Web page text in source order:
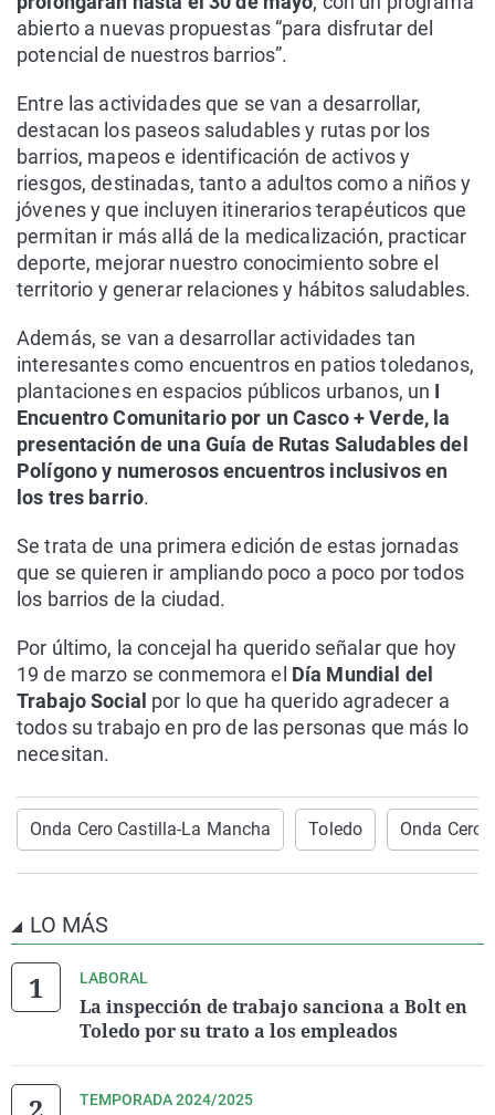
abierto a nuevas propuestas “para disfrutar del
potencial de nuestros barrios”.
Entre las actividades que se van a desarrollar,
destacan los paseos saludables y rutas por los
barrios, mapeos e identificación de activos y
riesgos, destinadas, tanto a adultos como a niños y
jóvenes y que incluyen itinerarios terapéuticos que
permitan ir más allá de la medicalización, practicar
deporte, mejorar nuestro conocimiento sobre el
territorio y generar relaciones y hábitos saludables.
Además, se van a desarrollar actividades tan
interesantes como encuentros en patios toledanos,
plantaciones en espacios públicos urbanos, un I
Encuentro Comunitario por un Casco + Verde, la
presentación de una Guía de Rutas Saludables del
Polígono y numerosos encuentros inclusivos en
los tres barrio.
Se trata de una primera edición de estas jornadas
que se quieren ir ampliando poco a poco por todos
los barrios de la ciudad.
Por último, la concejal ha querido señalar que hoy
19 de marzo se conmemora el Día Mundial del
Trabajo Social por lo que ha querido agradecer a
todos su trabajo en pro de las personas que más lo
necesitan.
Onda Cero Castilla-La Mancha Toledo Onda Cero
LO MÁS
LABORAL
La inspección de trabajo sanciona a Bolt en
Toledo por su trato a los empleados
TEMPORADA 2024/2025